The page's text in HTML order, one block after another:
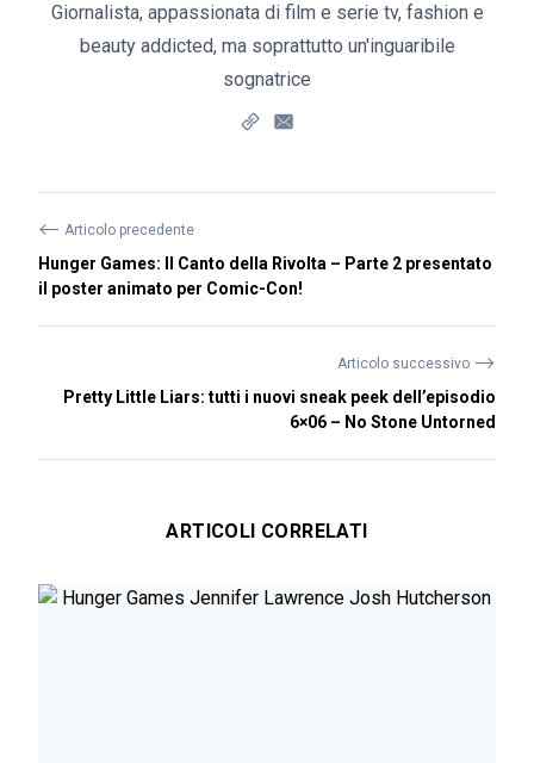
Giornalista, appassionata di film e serie tv, fashion e
beauty addicted, ma soprattutto un'inguaribile
sognatrice
⟵ Articolo precedente
Hunger Games: Il Canto della Rivolta – Parte 2 presentato
il poster animato per Comic-Con!
Articolo successivo ⟶
Pretty Little Liars: tutti i nuovi sneak peek dell’episodio
6×06 – No Stone Untorned
ARTICOLI CORRELATI